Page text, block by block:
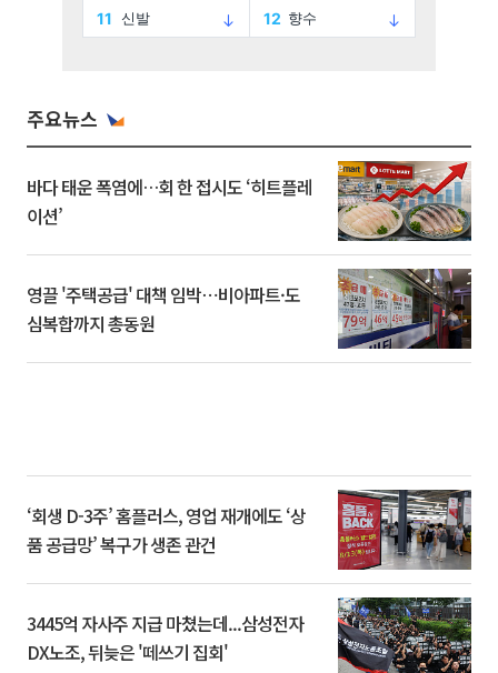
주요뉴스
바다 태운 폭염에…회 한 접시도 ‘히트플레
이션’
영끌 '주택공급' 대책 임박⋯비아파트·도
심복합까지 총동원
‘회생 D-3주’ 홈플러스, 영업 재개에도 ‘상
품 공급망’ 복구가 생존 관건
3445억 자사주 지급 마쳤는데...삼성전자
DX노조, 뒤늦은 '떼쓰기 집회'